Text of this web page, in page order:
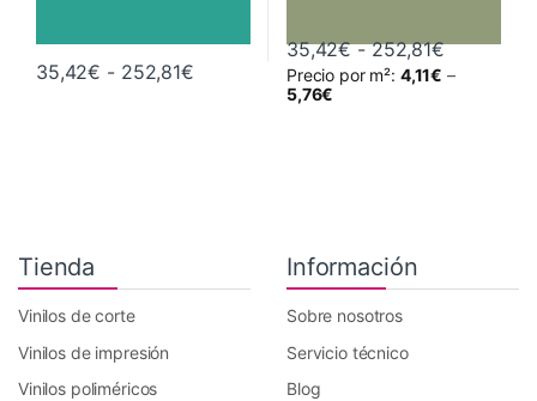
35,42€ - 252,81€Rango de precios: desde 35,42€
Este producto tiene múltiples variantes. Las opciones se
35,42€ - 252,81€Rango de
Precio por m²: 4,11€ –
5,76€
Este producto tiene múltiples
Tienda
Vinilos de corte
Vinilos de impresión
Vinilos poliméricos
Información
Sobre nosotros
Servicio técnico
Blog